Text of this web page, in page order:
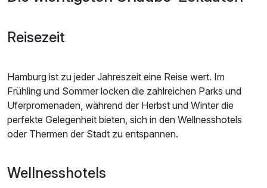
Reisezeit
Hamburg ist zu jeder Jahreszeit eine Reise wert. Im
Frühling und Sommer locken die zahlreichen Parks und
Uferpromenaden, während der Herbst und Winter die
perfekte Gelegenheit bieten, sich in den Wellnesshotels
oder Thermen der Stadt zu entspannen.
Wellnesshotels